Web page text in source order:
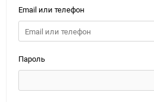
Email или телефон
Пароль